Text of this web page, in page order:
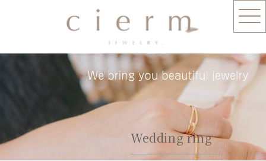
Wedding ring